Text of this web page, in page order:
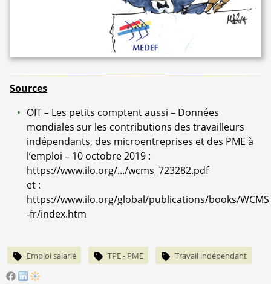
Sources
OIT – Les petits comptent aussi – Données
mondiales sur les contributions des travailleurs
indépendants, des microentreprises et des PME à
l’emploi – 10 octobre 2019 :
https://www.ilo.org/.../wcms_723282.pdf
et :
https://www.ilo.org/global/publications/books/
-fr/index.htm
Emploi salarié TPE - PME Travail indépendant